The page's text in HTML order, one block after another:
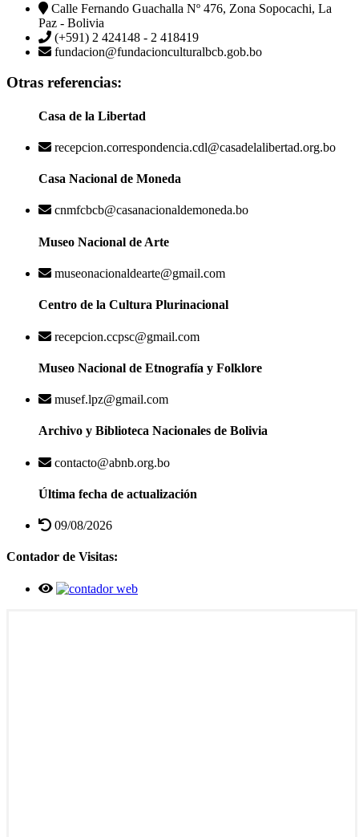
Calle Fernando Guachalla Nº 476, Zona Sopocachi, La
Paz - Bolivia
(+591) 2 424148 - 2 418419
fundacion@fundacionculturalbcb.gob.bo
Otras referencias:
Casa de la Libertad
recepcion.correspondencia.cdl@casadelalibertad.org.bo
Casa Nacional de Moneda
cnmfcbcb@casanacionaldemoneda.bo
Museo Nacional de Arte
museonacionaldearte@gmail.com
Centro de la Cultura Plurinacional
recepcion.ccpsc@gmail.com
Museo Nacional de Etnografía y Folklore
musef.lpz@gmail.com
Archivo y Biblioteca Nacionales de Bolivia
contacto@abnb.org.bo
Última fecha de actualización
09/08/2026
Contador de Visitas: